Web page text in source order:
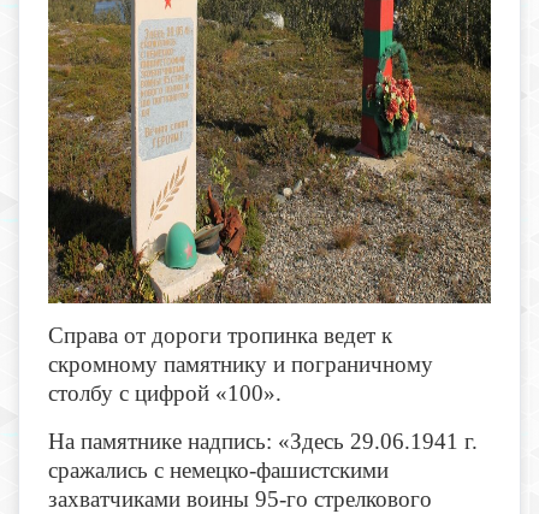
Справа от дороги тропинка ведет к
скромному памятнику и пограничному
столбу с цифрой «100».
На памятнике надпись: «Здесь 29.06.1941 г.
сражались с немецко-фашистскими
захватчиками воины 95-го стрелкового